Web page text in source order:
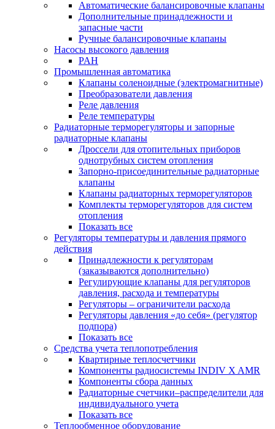
Автоматические балансировочные клапаны
Дополнительные принадлежности и
запасные части
Ручные балансировочные клапаны
Насосы высокого давления
PAH
Промышленная автоматика
Клапаны соленоидные (электромагнитные)
Преобразователи давления
Реле давления
Реле температуры
Радиаторные терморегуляторы и запорные
радиаторные клапаны
Дроссели для отопительных приборов
однотрубных систем отопления
Запорно-присоединительные радиаторные
клапаны
Клапаны радиаторных терморегуляторов
Комплекты терморегуляторов для систем
отопления
Показать все
Регуляторы температуры и давления прямого
действия
Принадлежности к регуляторам
(заказываются дополнительно)
Регулирующие клапаны для регуляторов
давления, расхода и температуры
Регуляторы – ограничители расхода
Регуляторы давления «до себя» (регулятор
подпора)
Показать все
Средства учета теплопотребления
Квартирные теплосчетчики
Компоненты радиосистемы INDIV X AMR
Компоненты сбора данных
Радиаторные счетчики–распределители для
индивидуального учета
Показать все
Теплообменное оборудование